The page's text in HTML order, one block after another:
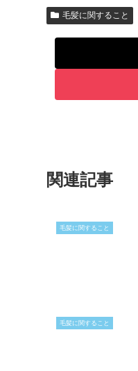
毛髪に関すること
関連記事
毛髪に関すること
毛髪に関すること